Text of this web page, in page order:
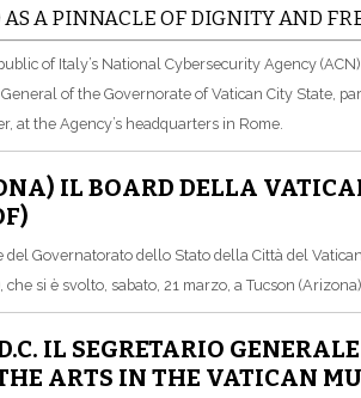
A PINNACLE OF DIGNITY AND
of Italy’s National Cybersecurity Agency
of the Governorate of Vatican City State,
at the Agency’s headquarters in Rome.
IL BOARD DELLA
del Governatorato dello Stato della Città del
si è svolto, sabato, 21 marzo, a Tucson
IL SEGRETARIO
ARTS IN THE VATICAN